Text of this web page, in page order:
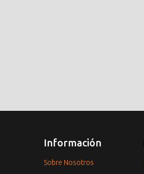
Información
Sobre Nosotros